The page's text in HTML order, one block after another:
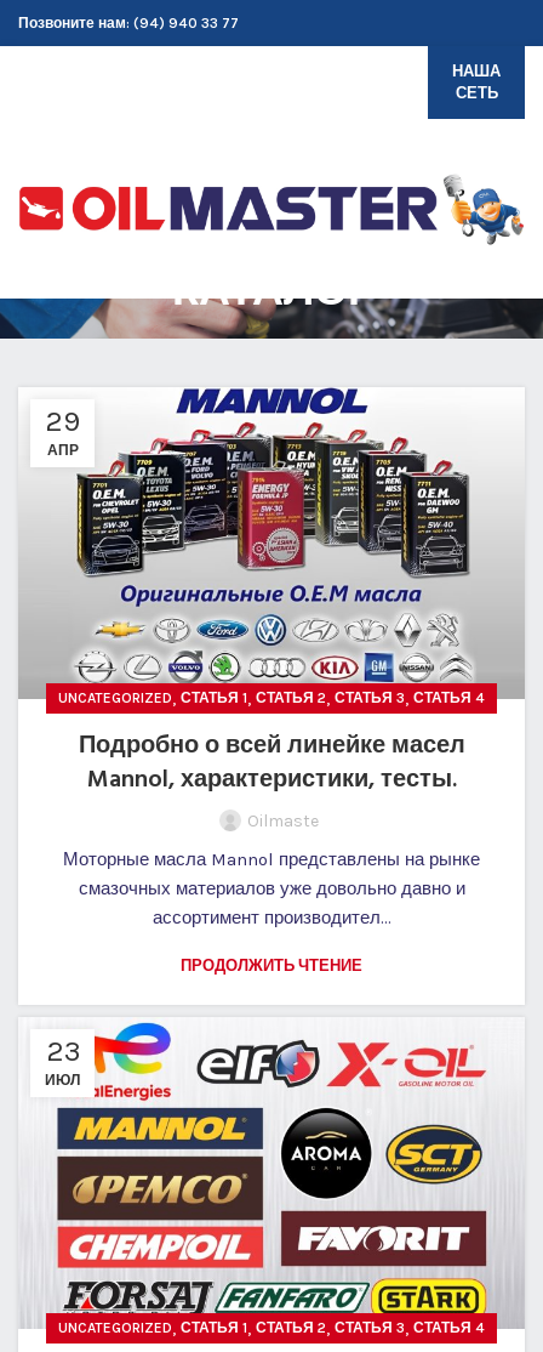
Позвоните нам: (94) 940 33 77
НАША
СЕТЬ
КАТАЛОГ
29
АПР
UNCATEGORIZED, СТАТЬЯ 1, СТАТЬЯ 2, СТАТЬЯ 3, СТАТЬЯ 4
Подробно о всей линейке масел
Mannol, характеристики, тесты.
Oilmaste
Моторные масла Mannol представлены на рынке
смазочных материалов уже довольно давно и
ассортимент производител...
ПРОДОЛЖИТЬ ЧТЕНИЕ
23
ИЮЛ
UNCATEGORIZED, СТАТЬЯ 1, СТАТЬЯ 2, СТАТЬЯ 3, СТАТЬЯ 4